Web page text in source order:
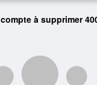
compte à supprimer